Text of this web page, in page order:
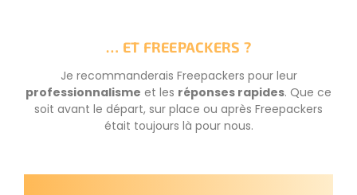
… ET FREEPACKERS ?
Je recommanderais Freepackers pour leur
professionnalisme et les réponses rapides. Que ce
soit avant le départ, sur place ou après Freepackers
était toujours là pour nous.